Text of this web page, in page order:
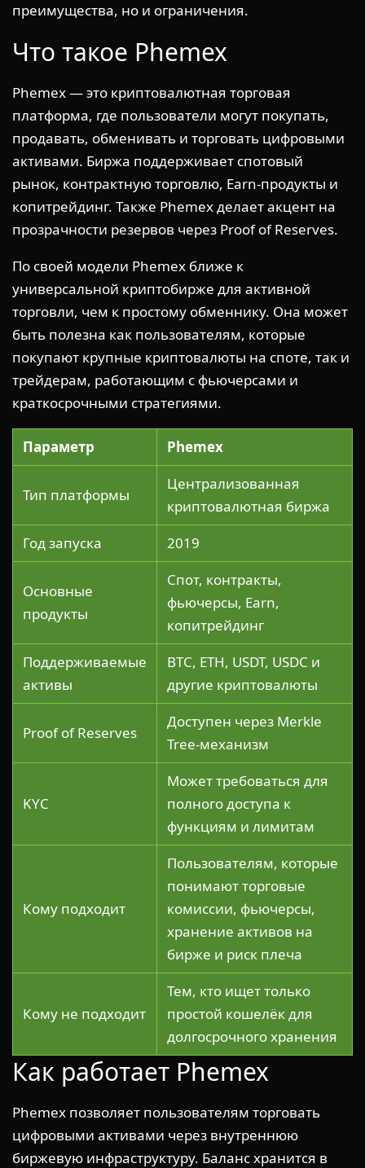
преимущества, но и ограничения.
Что такое Phemex
Phemex — это криптовалютная торговая
платформа, где пользователи могут покупать,
продавать, обменивать и торговать цифровыми
активами. Биржа поддерживает спотовый
рынок, контрактную торговлю, Earn-продукты и
копитрейдинг. Также Phemex делает акцент на
прозрачности резервов через Proof of Reserves.
По своей модели Phemex ближе к
универсальной криптобирже для активной
торговли, чем к простому обменнику. Она может
быть полезна как пользователям, которые
покупают крупные криптовалюты на споте, так и
трейдерам, работающим с фьючерсами и
краткосрочными стратегиями.
Параметр Phemex
Тип платформы
Централизованная
криптовалютная биржа
Год запуска
2019
Основные
продукты
Спот, контракты,
фьючерсы, Earn,
копитрейдинг
Поддерживаемые
активы
BTC, ETH, USDT, USDC и
другие криптовалюты
Proof of Reserves
Доступен через Merkle
Tree-механизм
KYC
Может требоваться для
полного доступа к
функциям и лимитам
Кому подходит
Пользователям, которые
понимают торговые
комиссии, фьючерсы,
хранение активов на
бирже и риск плеча
Кому не подходит
Тем, кто ищет только
простой кошелёк для
долгосрочного хранения
Как работает Phemex
Phemex позволяет пользователям торговать
цифровыми активами через внутреннюю
биржевую инфраструктуру. Баланс хранится в